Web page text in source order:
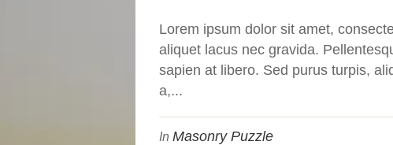
Lorem ipsum dolor sit amet,
aliquet lacus nec gravida.
sapien at libero. Sed purus turpis,
a,...
In Masonry Puzzle